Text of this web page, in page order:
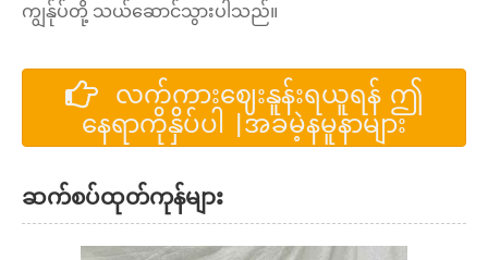
ကျွန်ုပ်တို့ သယ်ဆောင်သွားပါသည်။
လက်ကားဈေးနူန်းရယူရန် ဤ
နေရာကိုနှိပ်ပါ |အခမဲ့နမူနာများ
ဆက်စပ်ထုတ်ကုန်များ